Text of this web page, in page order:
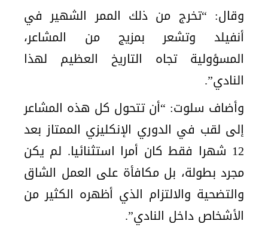
وقال: “تخرج من ذلك الممر الشهير في
أنفيلد وتشعر بمزيج من المشاعر،
المسؤولية تجاه التاريخ العظيم لهذا
النادي”.
وأضاف سلوت: “أن تتحول كل هذه المشاعر
إلى لقب في الدوري الإنكليزي الممتاز بعد
12 شهرا فقط كان أمرا استثنائيا. لم يكن
مجرد بطولة، بل مكافأة على العمل الشاق
والتضحية والالتزام الذي أظهره الكثير من
الأشخاص داخل النادي”.